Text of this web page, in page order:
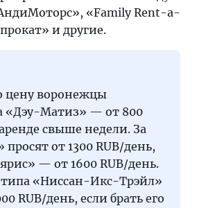
«Family Rent-a-
и другие.
цену воронежцы
«Дэу-Матиз» — от 800
свыше недели. За
от 1300 RUB/день,
— от 1600 RUB/день.
«Ниссан-Икс-Трэйл»
RUB/день, если брать его